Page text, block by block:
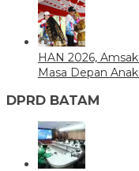
HAN 2026,
Masa Depan
DPRD BATAM